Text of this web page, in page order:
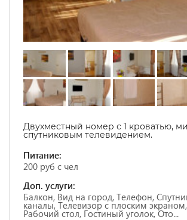
Двухместный номер с 1 кроватью,
спутниковым телевидением.
Питание:
200 руб с чел
Доп. услуги:
Балкон, Вид на город, Телефон,
каналы, Телевизор с плоским
Рабочий стол, Гостиный уголок, Ото...